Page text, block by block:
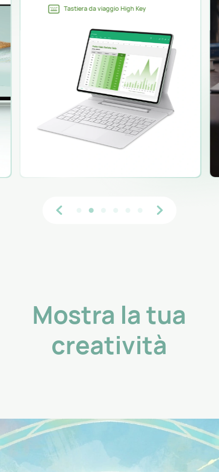
Tastiera da viaggio High Key
Mostra la tua
creatività